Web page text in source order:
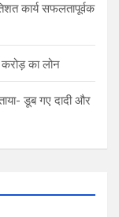
कार्य सफलतापूर्वक
करोड़ का लोन
डूब गए दादी और